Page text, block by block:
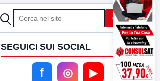
CERCA Cerca
SEGUICI SUI SOCIAL
f ◎ ▶